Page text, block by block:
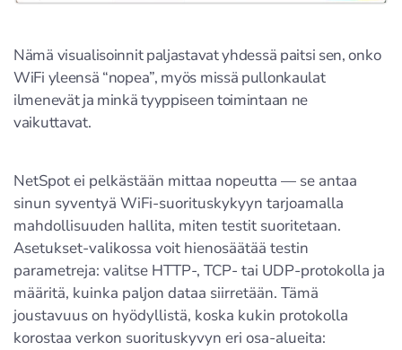
Nämä visualisoinnit paljastavat yhdessä paitsi sen, onko
WiFi yleensä “nopea”, myös missä pullonkaulat
ilmenevät ja minkä tyyppiseen toimintaan ne
vaikuttavat.
NetSpot ei pelkästään mittaa nopeutta — se antaa
sinun syventyä WiFi-suorituskykyyn tarjoamalla
mahdollisuuden hallita, miten testit suoritetaan.
Asetukset-valikossa voit hienosäätää testin
parametreja: valitse HTTP-, TCP- tai UDP-protokolla ja
määritä, kuinka paljon dataa siirretään. Tämä
joustavuus on hyödyllistä, koska kukin protokolla
korostaa verkon suorituskyvyn eri osa-alueita: